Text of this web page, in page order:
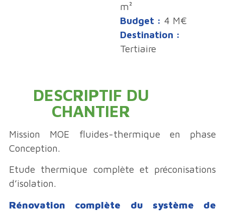
m²
Budget : 4 M€
Destination :
Tertiaire
DESCRIPTIF DU
CHANTIER
Mission MOE fluides-thermique en phase
Conception.
Etude thermique complète et préconisations
d’isolation.
Rénovation complète du système de